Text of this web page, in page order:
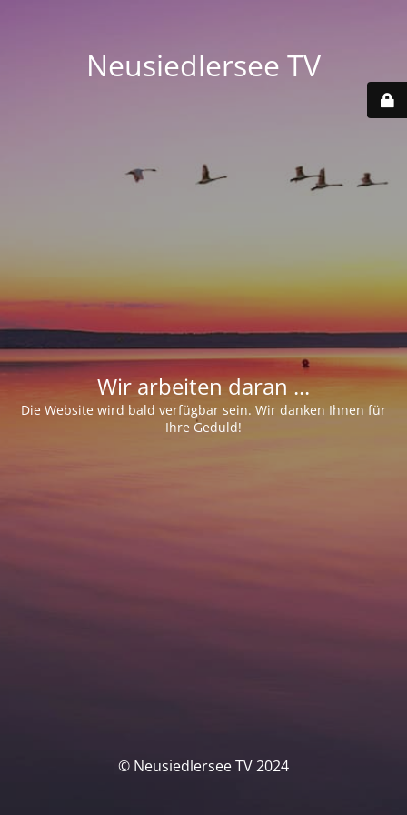
Neusiedlersee TV
Wir arbeiten daran ...
Die Website wird bald verfügbar sein. Wir danken Ihnen für
Ihre Geduld!
© Neusiedlersee TV 2024